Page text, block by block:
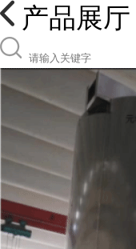
产品展厅